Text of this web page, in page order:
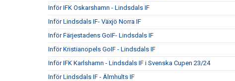
Inför IFK Oskarshamn - Lindsdals IF
Inför Lindsdals IF- Växjö Norra IF
Inför Färjestadens GoIF- Lindsdals IF
Inför Kristianopels GoIF - Lindsdals IF
Inför IFK Karlshamn - Lindsdals IF i Svenska Cupen 23/24
Inför Lindsdals IF - Älmhults IF